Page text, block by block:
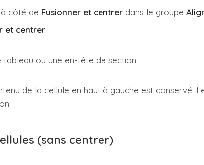
à côté de Fusionner et centrerdans le groupe
et centrer.
tableau ou une en-tête de section.
de la cellule en haut à gauche est conservé.
(sans centrer)